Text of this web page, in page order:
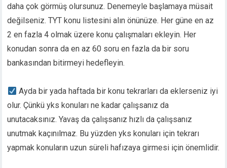
daha çok görmüş olursunuz. Denemeyle başlamaya müsait
değilseniz. TYT konu listesini alın önünüze. Her güne en az
2 en fazla 4 olmak üzere konu çalışmaları ekleyin. Her
konudan sonra da en az 60 soru en fazla da bir soru
bankasından bitirmeyi hedefleyin.
Ayda bir yada haftada bir konu tekrarları da eklerseniz iyi
olur. Çünkü yks konuları ne kadar çalışsanız da
unutacaksınız. Yavaş da çalışsanız hızlı da çalışsanız
unutmak kaçınılmaz. Bu yüzden yks konuları için tekrarı
yapmak konuların uzun süreli hafızaya girmesi için önemlidir.